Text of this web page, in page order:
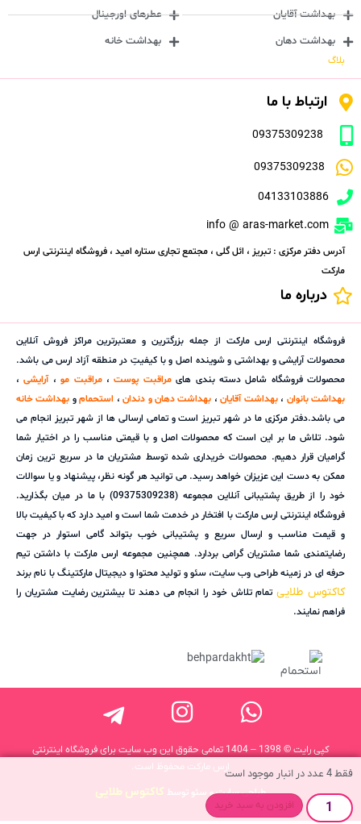
فقط 4 عدد در انبار موجود است
افزودن به سبد خرید
بهداشت آقایان
بهداشت دهان
عطرهای اورجینال
بهداشت خانه
بلاگ
ارتباط با ما
09375309238
09375309238
04133103886
info @ aras-market.com
آدرس دفتر مرکزی : تبریز ، ائل گلی ، مجتمع تجاری ستاره امید ، فروشگاه اینترنتی ارس
مارکت
درباره ما
فروشگاه اینترنتی ارس مارکت از جمله بزرگترین و معتبرترین مراکز فروش آنلاین
محصولات آرایشی و بهداشتی و شوینده اصل و با کیفیتِ در منطقه آزاد ارس می باشد.
محصولات فروشگاه شامل دسته بندی هایمراقبت پوست،مراقبت مو،آرایشی،
بهداشت بانوان ،بهداشت آقایان، بهداشت دهان و دندان، استحمامو بهداشت خانه
می باشد.دفتر مرکزی ما در شهر تبریز است و تمامی ارسالی ها از شهر تبریز انجام می
شود. تلاش ما بر این است که محصولات اصل و با قیمتی مناسب را در اختیار شما
گرامیان قرار دهیم. محصولات خریداری شده توسط مشتریان ما در سریع ترین زمان
ممکن به دست این عزیزان خواهد رسید. می توانید هر گونه نظر، پیشنهاد و یا سوالات
خود را از طریق پشتیبانی آنلاین مجموعه (09375309238) با ما در میان بگذارید.
فروشگاه اینترنتی ارس مارکت با افتخار در خدمت شما است و امید دارد که با کیفیت بالا
و قیمت مناسب و ارسال سریع و پشتیبانی خوب بتواند گامی استوار در جهت
رضایتمندی شما مشتریان گرامی بردارد. همچنین مجموعه ارس مارکت با داشتن تیم
حرفه ای در زمینه طراحی وب سایت، سئو و تولید محتوا و دیجیتال مارکتینگ با نام برند
کاکتوس طلاییتمام تلاش خود را انجام می دهند تا بیشترین رضایت مشتریان را
فراهم نمایند.
کپی رایت © 1398 – 1404 تمامی حقوق این وب سایت برای فروشگاه اینترنتی
ارس مارکت محفوظ است.
طراحی سایت و سئو توسط کاکتوس طلایی